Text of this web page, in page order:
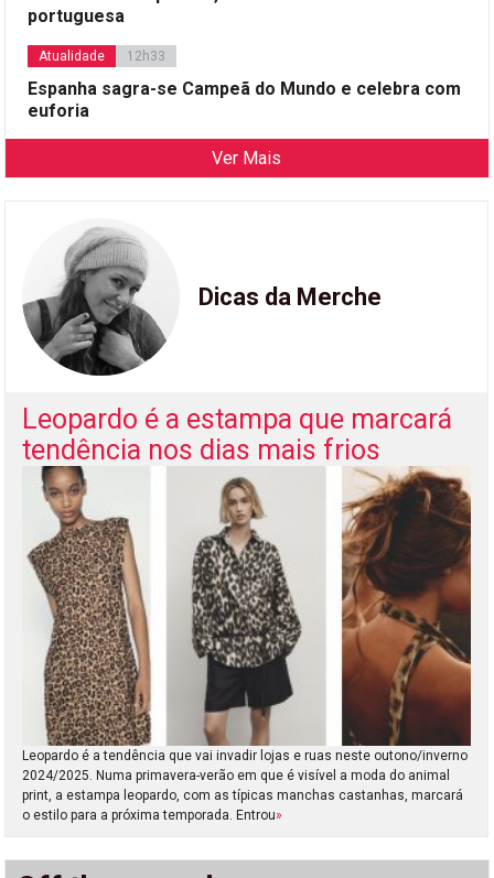
portuguesa
Atualidade 12h33
Espanha sagra-se Campeã do Mundo e celebra com
euforia
Ver Mais
Dicas da Merche
Leopardo é a estampa que marcará
tendência nos dias mais frios
Leopardo é a tendência que vai invadir lojas e ruas neste outono/inverno
2024/2025. Numa primavera-verão em que é visível a moda do animal
print, a estampa leopardo, com as típicas manchas castanhas, marcará
o estilo para a próxima temporada. Entrou»